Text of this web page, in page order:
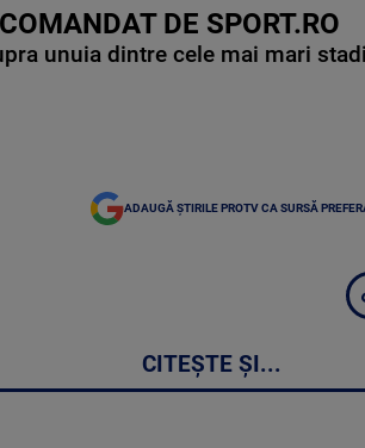
DE SPORT.RO
unuia dintre cele mai mari
ADAUGĂ ȘTIRILE PROTV CA SURSĂ
CITEȘTE ȘI...